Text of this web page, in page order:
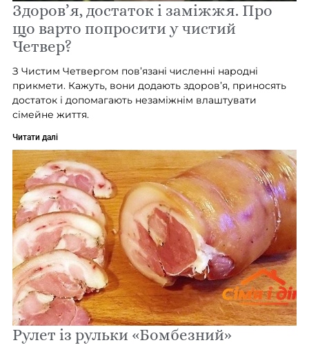
Здоров’я, достаток і заміжжя. Про
що варто попросити у чистий
Четвер?
З Чистим Четвергом пов’язані численні народні
прикмети. Кажуть, вони додають здоров’я, приносять
достаток і допомагають незаміжнім влаштувати
сімейне життя.
Читати далі
Рулет із рульки «Бомбезний»